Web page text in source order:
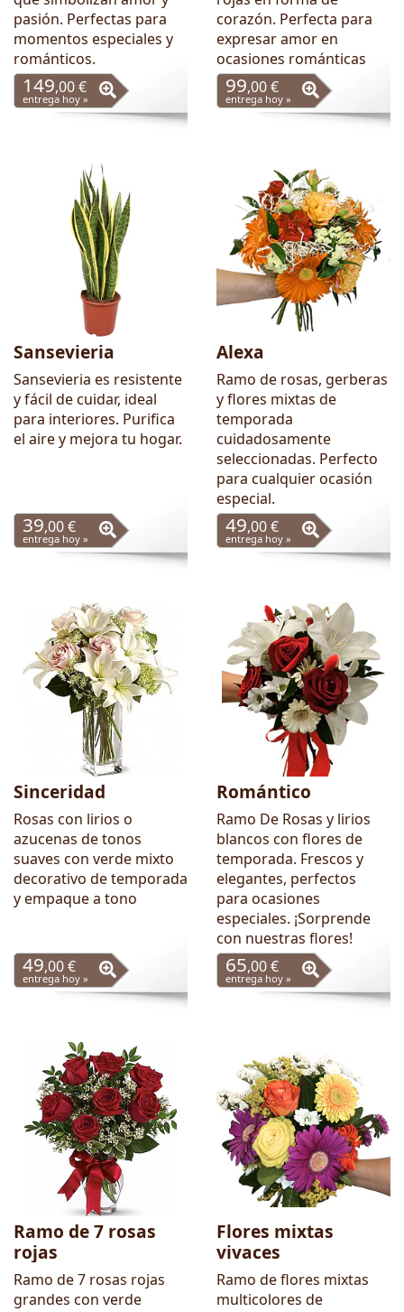
pasión. Perfectas para
momentos especiales y
románticos.
149,00 €
entrega hoy »
corazón. Perfecta para
expresar amor en
ocasiones románticas
99,00 €
entrega hoy »
Sansevieria
Sansevieria es resistente
y fácil de cuidar, ideal
para interiores. Purifica
el aire y mejora tu hogar.
39,00 €
entrega hoy »
Alexa
Ramo de rosas, gerberas
y flores mixtas de
temporada
cuidadosamente
seleccionadas. Perfecto
para cualquier ocasión
especial.
49,00 €
entrega hoy »
Sinceridad
Rosas con lirios o
azucenas de tonos
suaves con verde mixto
decorativo de temporada
y empaque a tono
49,00 €
entrega hoy »
Romántico
Ramo De Rosas y lirios
blancos con flores de
temporada. Frescos y
elegantes, perfectos
para ocasiones
especiales. ¡Sorprende
con nuestras flores!
65,00 €
entrega hoy »
Ramo de 7 rosas
rojas
Ramo de 7 rosas rojas
grandes con verde
Flores mixtas
vivaces
Ramo de flores mixtas
multicolores de